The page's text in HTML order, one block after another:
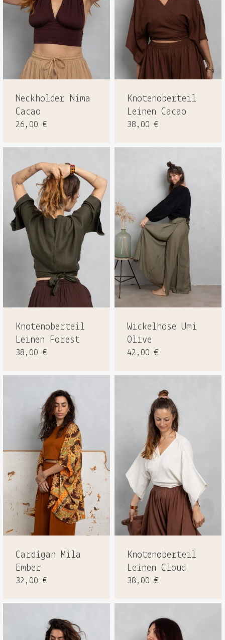
Es befinden sich keine Produkte
im Warenkorb.
GO TO SHOP
Neckholder Nima
Cacao
26,00 €
Knotenoberteil
Leinen Cacao
38,00 €
Knotenoberteil
Leinen Forest
38,00 €
Wickelhose Umi
Olive
42,00 €
Cardigan Mila
Ember
32,00 €
Knotenoberteil
Leinen Cloud
38,00 €